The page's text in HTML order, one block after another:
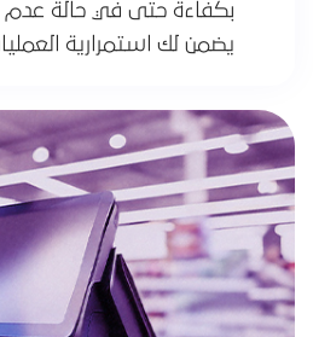
بكفاءة حتى في حالة عدم
يضمن لك استمرارية